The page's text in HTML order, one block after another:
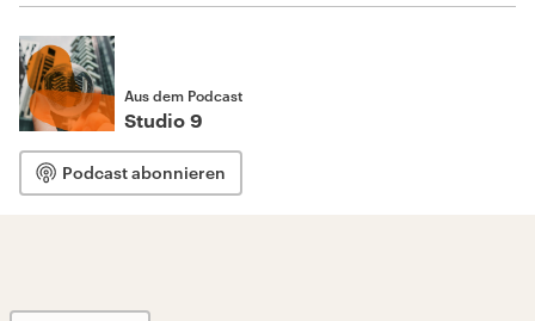
Aus dem Podcast
Studio 9
Podcast abonnieren